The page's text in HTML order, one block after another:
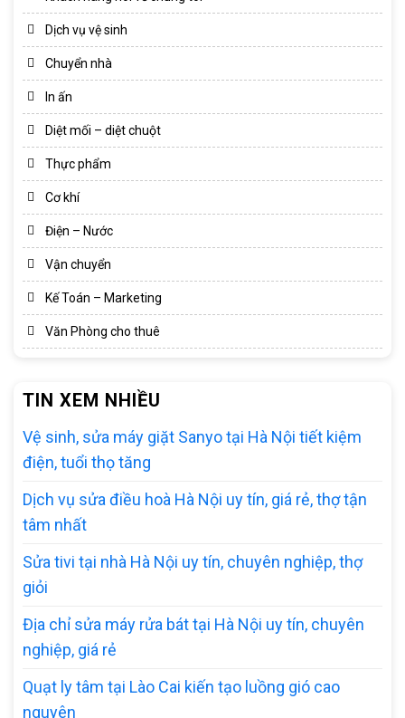
Dịch vụ vệ sinh
Chuyển nhà
In ấn
Diệt mối – diệt chuột
Thực phẩm
Cơ khí
Điện – Nước
Vận chuyển
Kế Toán – Marketing
Văn Phòng cho thuê
TIN XEM NHIỀU
Vệ sinh, sửa máy giặt Sanyo tại Hà Nội tiết kiệm
điện, tuổi thọ tăng
Dịch vụ sửa điều hoà Hà Nội uy tín, giá rẻ, thợ tận
tâm nhất
Sửa tivi tại nhà Hà Nội uy tín, chuyên nghiệp, thợ
giỏi
Địa chỉ sửa máy rửa bát tại Hà Nội uy tín, chuyên
nghiệp, giá rẻ
Quạt ly tâm tại Lào Cai kiến tạo luồng gió cao
nguyên